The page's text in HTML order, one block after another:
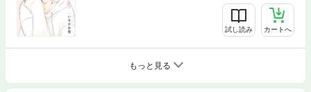
試し読み カートへ
もっと見る